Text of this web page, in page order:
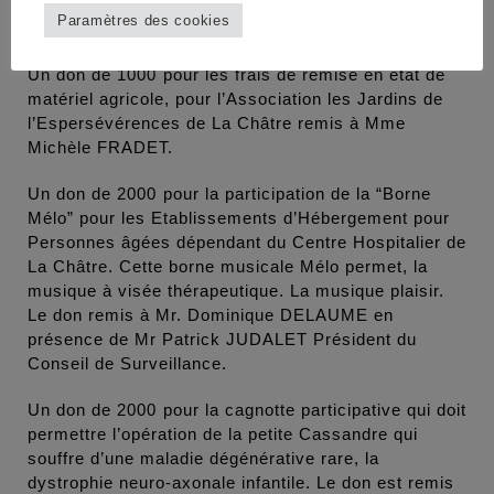
PERROT, Présidente du Conseil d’Administration.
Un don de 1000 pour les frais de remise en état de
matériel agricole, pour l’Association les Jardins de
l’Espersévérences de La Châtre remis à Mme
Michèle FRADET.
Un don de 2000 pour la participation de la “Borne
Mélo” pour les Etablissements d’Hébergement pour
Personnes âgées dépendant du Centre Hospitalier de
La Châtre. Cette borne musicale Mélo permet, la
musique à visée thérapeutique. La musique plaisir.
Le don remis à Mr. Dominique DELAUME en
présence de Mr Patrick JUDALET Président du
Conseil de Surveillance.
Un don de 2000 pour la cagnotte participative qui doit
permettre l’opération de la petite Cassandre qui
souffre d’une maladie dégénérative rare, la
dystrophie neuro-axonale infantile. Le don est remis
Paramètres des cookies